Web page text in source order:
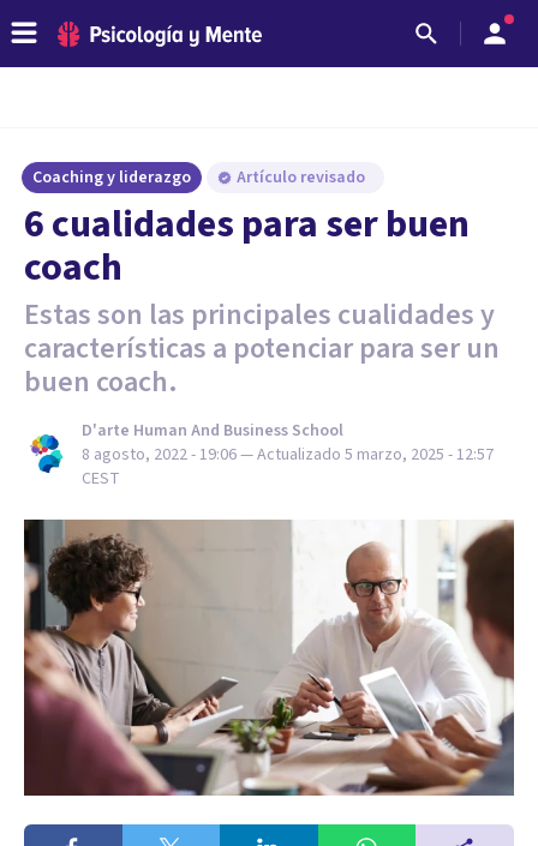
Coaching y liderazgo Artículo revisado
6 cualidades para ser buen
coach
Estas son las principales cualidades y
características a potenciar para ser un
buen coach.
D'arte Human And Business School
8 agosto, 2022 - 19:06— Actualizado 5 marzo, 2025 - 12:57
CEST